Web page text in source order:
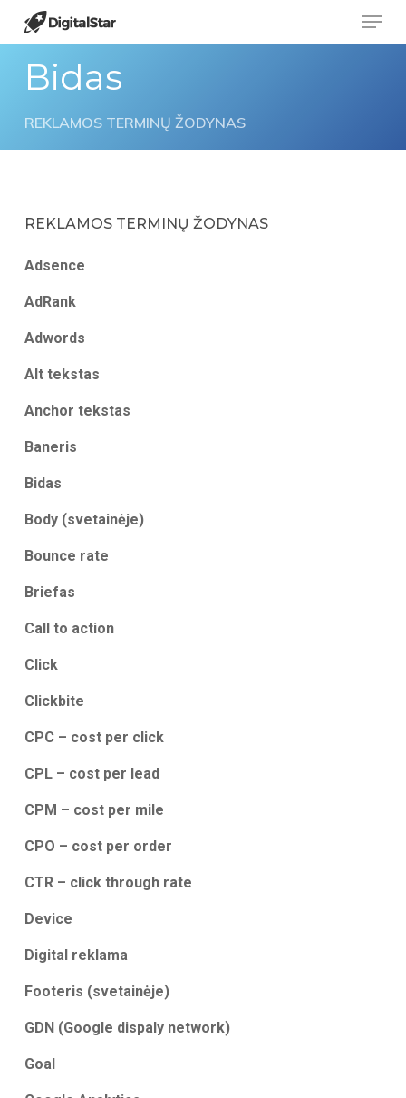
to
main
Menu
Bidas
REKLAMOS TERMINŲ ŽODYNAS
REKLAMOS TERMINŲ ŽODYNAS
Adsence
AdRank
Adwords
Alt tekstas
Anchor tekstas
Baneris
Bidas
Body (svetainėje)
Bounce rate
Briefas
Call to action
Click
Clickbite
CPC – cost per click
CPL – cost per lead
CPM – cost per mile
CPO – cost per order
CTR – click through rate
Device
Digital reklama
Footeris (svetainėje)
GDN (Google dispaly network)
Goal